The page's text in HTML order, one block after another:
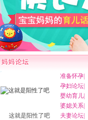
这就是阳性了吧
准备怀孕
孕妇论坛
婴幼育儿
婆媳关系
夫妻论坛